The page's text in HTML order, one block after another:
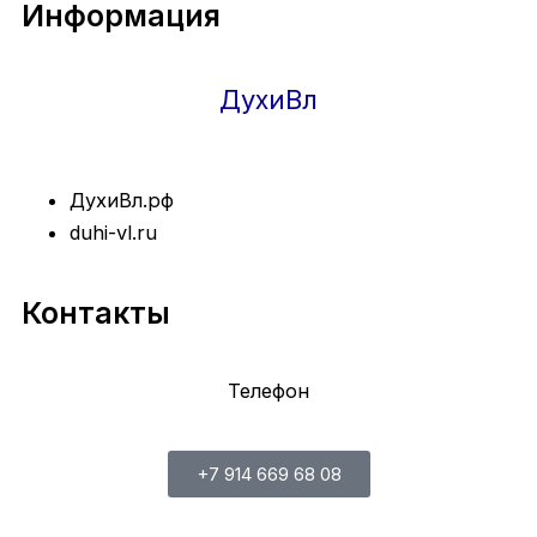
Информация
ДухиВл
ДухиВл.рф
duhi-vl.ru
Контакты
Телефон
+7 914 669 68 08